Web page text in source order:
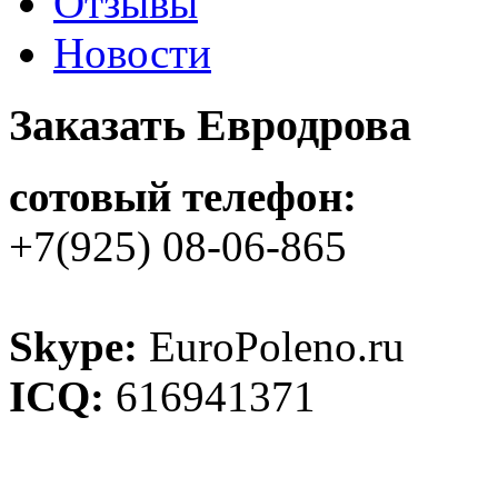
Новости
Заказать Евродрова
сотовый телефон:
+7(925) 08-06-865
Skype: EuroPoleno.ru
ICQ: 616941371